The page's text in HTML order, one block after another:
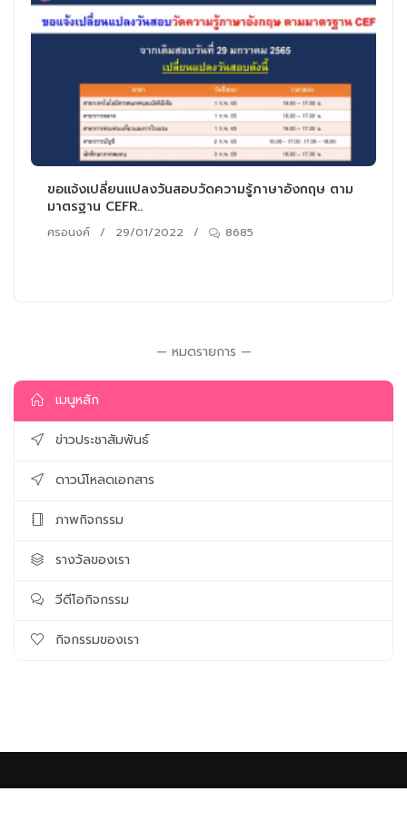
ขอแจ้งเปลี่ยนแปลงวันสอบวัดความรู้ภาษาอังกฤษ ตาม
มาตรฐาน CEFR..
ศรอนงค์ / 29/01/2022 / 8685
— หมดรายการ —
เมนูหลัก
ข่าวประชาสัมพันธ์
ดาวน์โหลดเอกสาร
ภาพกิจกรรม
รางวัลของเรา
วีดีโอกิจกรรม
กิจกรรมของเรา